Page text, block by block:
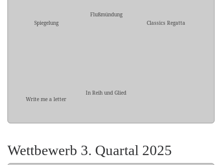
Spiegelung
Flußmündung
Classics Regatta
Write me a letter
In Reih und Glied
Wettbewerb 3. Quartal 2025